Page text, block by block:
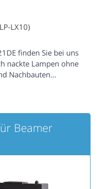
LX10)
finden Sie bei uns
nackte Lampen ohne
Nachbauten...
Beamer